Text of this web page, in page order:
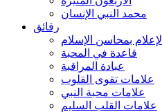
محمد النبي الإنسان
رقائق
الإعلام بمحاسن الإسلام
قاعدة في المحبة
عبادة المراقبة
علامات تقوى القلوب
علامات محبة النبي
علامات القلب السليم